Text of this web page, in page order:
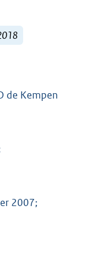
de Kempen
2007;